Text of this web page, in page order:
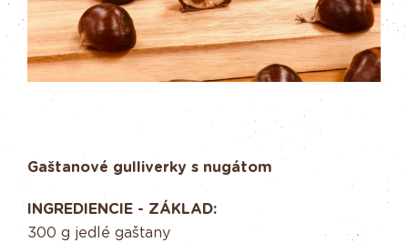
Gaštanové gulliverky s nugátom
INGREDIENCIE - ZÁKLAD:
300 g jedlé gaštany